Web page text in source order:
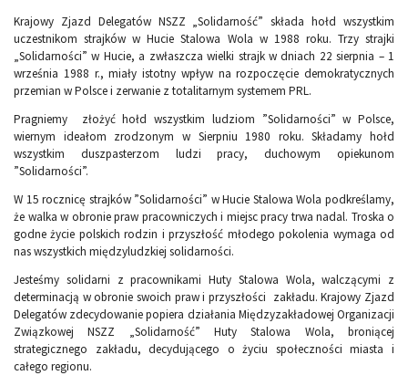
Krajowy Zjazd Delegatów NSZZ „Solidarność” składa hołd wszystkim
uczestnikom strajków w Hucie Stalowa Wola w 1988 roku. Trzy strajki
„Solidarności” w Hucie, a zwłaszcza wielki strajk w dniach 22 sierpnia – 1
września 1988 r., miały istotny wpływ na rozpoczęcie demokratycznych
przemian w Polsce i zerwanie z totalitarnym systemem PRL.
Pragniemy złożyć hołd wszystkim ludziom ”Solidarności” w Polsce,
wiernym ideałom zrodzonym w Sierpniu 1980 roku. Składamy hołd
wszystkim duszpasterzom ludzi pracy, duchowym opiekunom
”Solidarności”.
W 15 rocznicę strajków ”Solidarności” w Hucie Stalowa Wola podkreślamy,
że walka w obronie praw pracowniczych i miejsc pracy trwa nadal. Troska o
godne życie polskich rodzin i przyszłość młodego pokolenia wymaga od
nas wszystkich międzyludzkiej solidarności.
Jesteśmy solidarni z pracownikami Huty Stalowa Wola, walczącymi z
determinacją w obronie swoich praw i przyszłości zakładu. Krajowy Zjazd
Delegatów zdecydowanie popiera działania Międzyzakładowej Organizacji
Związkowej NSZZ „Solidarność” Huty Stalowa Wola, broniącej
strategicznego zakładu, decydującego o życiu społeczności miasta i
całego regionu.